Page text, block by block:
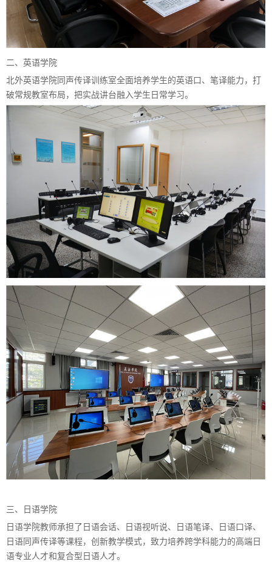
二、英语学院
北外英语学院同声传译训练室全面培养学生的英语口、笔译能力，打
破常规教室布局，把实战讲台融入学生日常学习。
三、日语学院
日语学院教师承担了日语会话、日语视听说、日语笔译、日语口译、
日语同声传译等课程，创新教学模式，致力培养跨学科能力的高端日
语专业人才和复合型日语人才。